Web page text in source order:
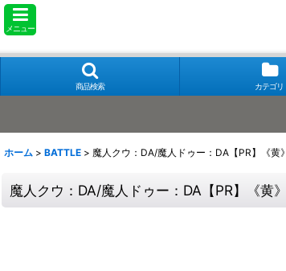
メニュー
商品検索 カテゴリ
ホーム > BATTLE > 魔人クウ：DA/魔人ドゥー：DA【PR】《黄》
魔人クウ：DA/魔人ドゥー：DA【PR】《黄》